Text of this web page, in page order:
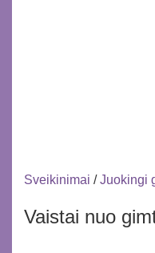
Sveikinimai /Juokingi
Vaistai nuo